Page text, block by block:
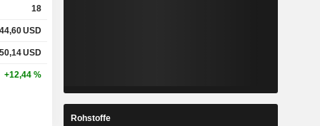
18
44,60USD
50,14USD
+12,44 %
Rohstoffe